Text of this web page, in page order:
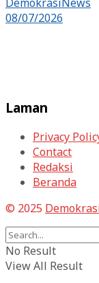
DemokrasiNews
08/07/2026
Laman
Privacy
Contact
Redaksi
Beranda
© 2025
No Result
View All Result